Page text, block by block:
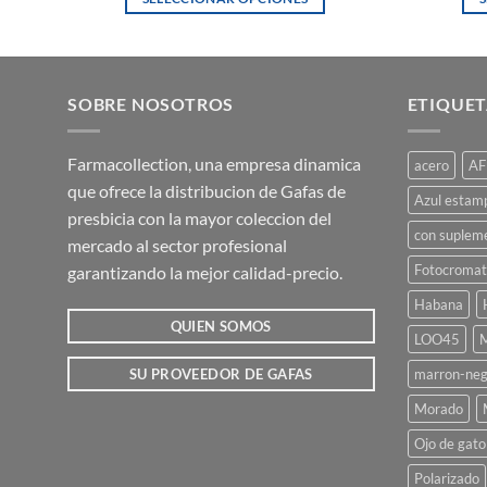
múltiples
opciones
se
pueden
elegir
en
página
producto
SOBRE NOSOTROS
Farmacollection, una empresa dinamica
que ofrece la distribucion de Gafas de
presbicia con la mayor coleccion del
mercado al sector profesional
garantizando la mejor calidad-precio.
QUIEN SOMOS
SU PROVEEDOR DE GAFAS
acero
Azul
con
Habana
LOO45
marron-
Morado
Ojo de gato
Polarizado